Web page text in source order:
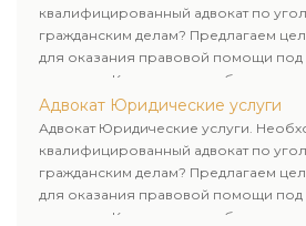
квалифицированный адвокат по
гражданским делам? Предлагаем
для оказания правовой помощи под
клиентам. Комплексное
юридических лиц. Индивидуальный
клиенту.
Адвокат Юридические услуги
Адвокат Юридические услуги.
квалифицированный адвокат по
гражданским делам? Предлагаем
для оказания правовой помощи под
клиентам. Комплексное